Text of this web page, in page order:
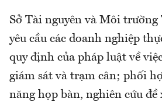
Sở Tài nguyên và Môi
yêu cầu các doanh nghiệp
quy định của pháp luật về
giám sát và trạm cân; phối
năng họp bàn, nghiên cứu đề